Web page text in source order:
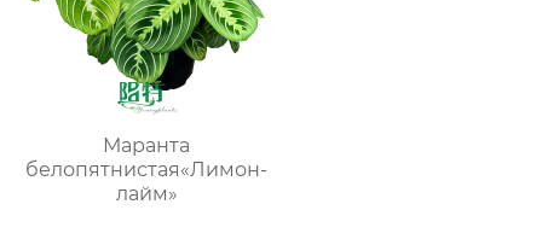
Маранта
белопятнистая«Лимон-
лайм»